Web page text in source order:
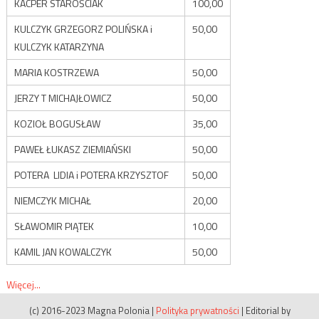
KACPER STAROŚCIAK
100,00
KULCZYK GRZEGORZ POLIŃSKA i
KULCZYK KATARZYNA
50,00
MARIA KOSTRZEWA
50,00
JERZY T MICHAJŁOWICZ
50,00
KOZIOŁ BOGUSŁAW
35,00
PAWEŁ ŁUKASZ ZIEMIAŃSKI
50,00
POTERA LIDIA i POTERA KRZYSZTOF
50,00
NIEMCZYK MICHAŁ
20,00
SŁAWOMIR PIĄTEK
10,00
KAMIL JAN KOWALCZYK
50,00
Więcej...
(c) 2016-2023 Magna Polonia | Polityka prywatności | Editorial by